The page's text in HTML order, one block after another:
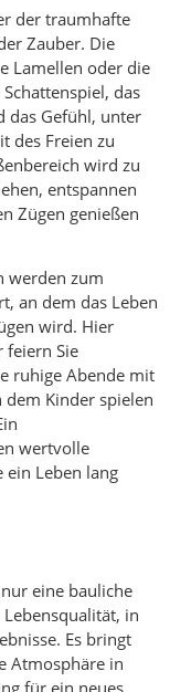
der traumhafte
Zauber. Die
Lamellen oder die
das
das Gefühl, unter
des Freien zu
wird zu
entspannen
Zügen genießen
werden zum
an dem das Leben
wird. Hier
feiern Sie
ruhige Abende mit
dem Kinder spielen
wertvolle
ein Leben lang
eine bauliche
in
Es bringt
Atmosphäre in